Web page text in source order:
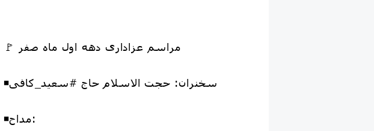
🚩 مراسم عزاداری دهه اول ماه صفر
◾️سخنران: حجت الاسلام حاج #سعید_کافی
◾️مداح: